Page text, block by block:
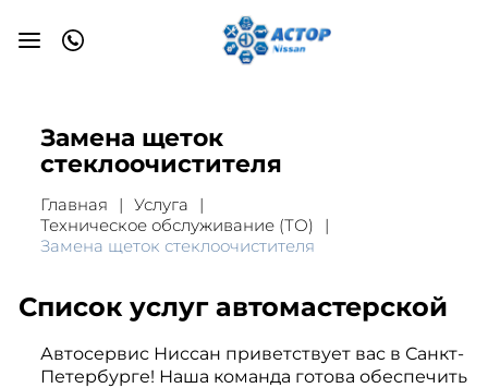
Замена щеток
стеклоочистителя
Главная
Услуга
Техническое обслуживание (ТО)
Замена щеток стеклоочистителя
Список услуг автомастерской
Автосервис Ниссан приветствует вас в Санкт-
Петербурге! Наша команда готова обеспечить